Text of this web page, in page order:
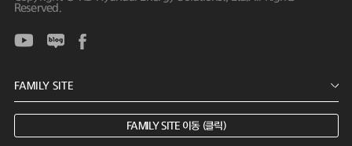
Reserved.
FAMILY SITE 이동 (클릭)